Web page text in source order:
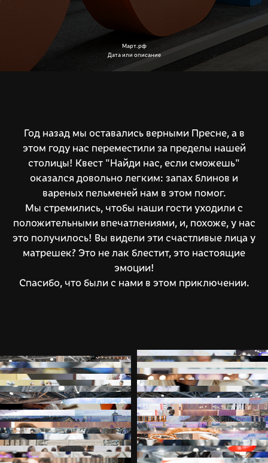
Март.рф
Дата или описание
Год назад мы оставались верными Пресне, а в
этом году нас переместили за пределы нашей
столицы! Квест "Найди нас, если сможешь"
оказался довольно легким: запах блинов и
вареных пельменей нам в этом помог.
Мы стремились, чтобы наши гости уходили с
положительными впечатлениями, и, похоже, у нас
это получилось! Вы видели эти счастливые лица у
матрешек? Это не лак блестит, это настоящие
эмоции!
Спасибо, что были с нами в этом приключении.